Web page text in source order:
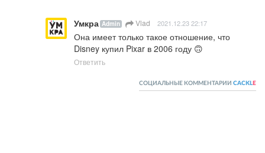
Умкра Admin Vlad 2021.12.23 22:17
Она имеет только такое отношение, что
Disney купил Pixar в 2006 году 🙃
Ответить
СОЦИАЛЬНЫЕ КОММЕНТАРИИ CACKL E